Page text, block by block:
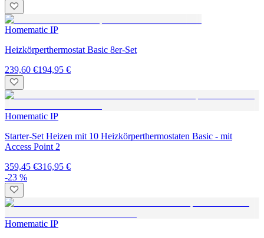
Homematic IP
Heizkörperthermostat Basic 8er-Set
239,60 €194,95 €
Homematic IP
Starter-Set Heizen mit 10 Heizkörperthermostaten Basic - mit
Access Point 2
359,45 €316,95 €
-23 %
Homematic IP